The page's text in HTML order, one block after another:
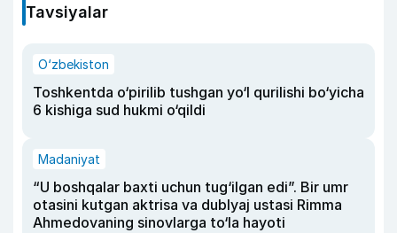
Tavsiyalar
O‘zbekiston
Toshkentda o‘pirilib tushgan yo‘l qurilishi bo‘yicha
6 kishiga sud hukmi o‘qildi
Madaniyat
“U boshqalar baxti uchun tug‘ilgan edi”. Bir umr
otasini kutgan aktrisa va dublyaj ustasi Rimma
Ahmedovaning sinovlarga to‘la hayoti